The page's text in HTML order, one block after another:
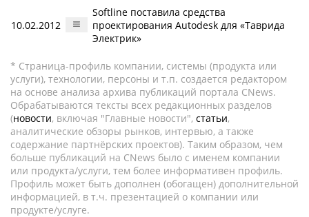
10.02.2012
Softline поставила средства
проектирования Autodesk для «Таврида
Электрик»
* Страница-профиль компании, системы (продукта или
услуги), технологии, персоны и т.п. создается редактором
на основе анализа архива публикаций портала CNews.
Обрабатываются тексты всех редакционных разделов
(новости, включая "Главные новости", статьи,
аналитические обзоры рынков, интервью, а также
содержание партнёрских проектов). Таким образом, чем
больше публикаций на CNews было с именем компании
или продукта/услуги, тем более информативен профиль.
Профиль может быть дополнен (обогащен) дополнительной
информацией, в т.ч. презентацией о компании или
продукте/услуге.